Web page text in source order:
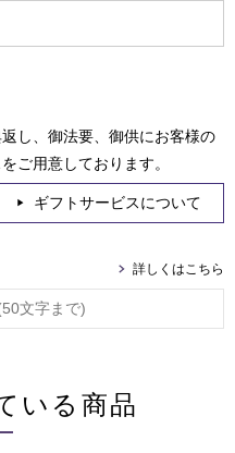
し、御法要、御供にお客様の
ご用意しております。
ギフトサービスについて
いる商品